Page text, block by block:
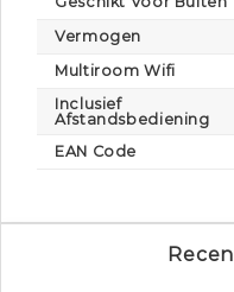
Vermogen
Multiroom Wifi
Inclusief
Afstandsbediening
EAN Code